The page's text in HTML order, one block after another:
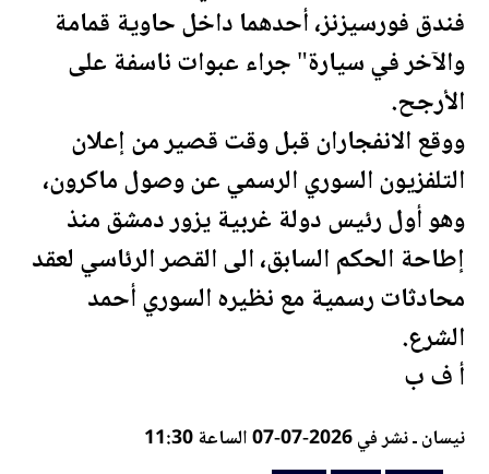
فندق فورسيزنز، أحدهما داخل حاوية قمامة
والآخر في سيارة" جراء عبوات ناسفة على
الأرجح.
ووقع الانفجاران قبل وقت قصير من إعلان
التلفزيون السوري الرسمي عن وصول ماكرون،
وهو أول رئيس دولة غربية يزور دمشق منذ
إطاحة الحكم السابق، الىالقصرالرئاسي لعقد
محادثات رسمية مع نظيره السوري أحمد
الشرع.
أ ف ب
نيسان ـ نشر في 2026-07-07 الساعة 11:30